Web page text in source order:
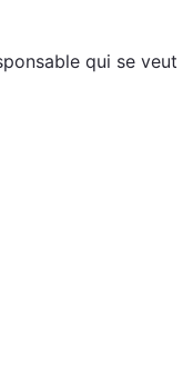
qui se veut